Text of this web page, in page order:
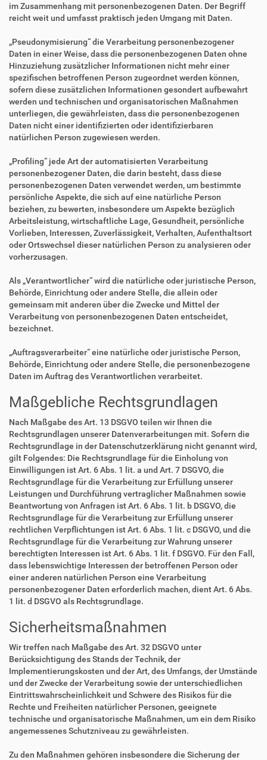
im Zusammenhang mit personenbezogenen Daten. Der Begriff
reicht weit und umfasst praktisch jeden Umgang mit Daten.
„Pseudonymisierung“ die Verarbeitung personenbezogener
Daten in einer Weise, dass die personenbezogenen Daten ohne
Hinzuziehung zusätzlicher Informationen nicht mehr einer
spezifischen betroffenen Person zugeordnet werden können,
sofern diese zusätzlichen Informationen gesondert aufbewahrt
werden und technischen und organisatorischen Maßnahmen
unterliegen, die gewährleisten, dass die personenbezogenen
Daten nicht einer identifizierten oder identifizierbaren
natürlichen Person zugewiesen werden.
„Profiling“ jede Art der automatisierten Verarbeitung
personenbezogener Daten, die darin besteht, dass diese
personenbezogenen Daten verwendet werden, um bestimmte
persönliche Aspekte, die sich auf eine natürliche Person
beziehen, zu bewerten, insbesondere um Aspekte bezüglich
Arbeitsleistung, wirtschaftliche Lage, Gesundheit, persönliche
Vorlieben, Interessen, Zuverlässigkeit, Verhalten, Aufenthaltsort
oder Ortswechsel dieser natürlichen Person zu analysieren oder
vorherzusagen.
Als „Verantwortlicher“ wird die natürliche oder juristische Person,
Behörde, Einrichtung oder andere Stelle, die allein oder
gemeinsam mit anderen über die Zwecke und Mittel der
Verarbeitung von personenbezogenen Daten entscheidet,
bezeichnet.
„Auftragsverarbeiter“ eine natürliche oder juristische Person,
Behörde, Einrichtung oder andere Stelle, die personenbezogene
Daten im Auftrag des Verantwortlichen verarbeitet.
Maßgebliche Rechtsgrundlagen
Nach Maßgabe des Art. 13 DSGVO teilen wir Ihnen die
Rechtsgrundlagen unserer Datenverarbeitungen mit. Sofern die
Rechtsgrundlage in der Datenschutzerklärung nicht genannt wird,
gilt Folgendes: Die Rechtsgrundlage für die Einholung von
Einwilligungen ist Art. 6 Abs. 1 lit. a und Art. 7 DSGVO, die
Rechtsgrundlage für die Verarbeitung zur Erfüllung unserer
Leistungen und Durchführung vertraglicher Maßnahmen sowie
Beantwortung von Anfragen ist Art. 6 Abs. 1 lit. b DSGVO, die
Rechtsgrundlage für die Verarbeitung zur Erfüllung unserer
rechtlichen Verpflichtungen ist Art. 6 Abs. 1 lit. c DSGVO, und die
Rechtsgrundlage für die Verarbeitung zur Wahrung unserer
berechtigten Interessen ist Art. 6 Abs. 1 lit. f DSGVO. Für den Fall,
dass lebenswichtige Interessen der betroffenen Person oder
einer anderen natürlichen Person eine Verarbeitung
personenbezogener Daten erforderlich machen, dient Art. 6 Abs.
1 lit. d DSGVO als Rechtsgrundlage.
Sicherheitsmaßnahmen
Wir treffen nach Maßgabe des Art. 32 DSGVO unter
Berücksichtigung des Stands der Technik, der
Implementierungskosten und der Art, des Umfangs, der Umstände
und der Zwecke der Verarbeitung sowie der unterschiedlichen
Eintrittswahrscheinlichkeit und Schwere des Risikos für die
Rechte und Freiheiten natürlicher Personen, geeignete
technische und organisatorische Maßnahmen, um ein dem Risiko
angemessenes Schutzniveau zu gewährleisten.
Zu den Maßnahmen gehören insbesondere die Sicherung der